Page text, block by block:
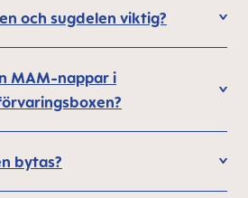
och sugdelen viktig?
MAM-nappar i
bytas?